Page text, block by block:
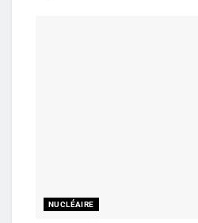
NUCLÉAIRE